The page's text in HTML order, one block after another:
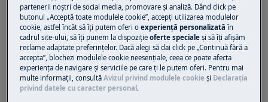
îndepărta orice obiecte străine care sunt
blocate în furtun. Luați capătul măturii și
împingeți-l prin furtun. Introduceți stick-ul încet
pentru a nu rupe sau perfora furtunul
accidental.
2. Curățați furtunul strângându-l ușor.
partenerii noștri de social media, promovare și analiză. Dând click pe
butonul „Acceptă toate modulele cookie”, accepţi utilizarea modulelor
cookie, astfel încât să îţi putem oferi oexperienţă personalizată în
cadrul site-ului, să îţi punem la dispoziţieoferte speciale și să îţi afișăm
reclame adaptate preferinţelor. Dacă alegi să dai click pe „Continuă fără a
accepta”, blochezi modulele cookie neesenţiale, ceea ce poate afecta
experienţa de navigare și serviciile pe care ţi le putem oferi. Pentru mai
multe informaţii, consultăAvizul privind modulele cookie și Declaraţia
privind datele cu caracter personal.